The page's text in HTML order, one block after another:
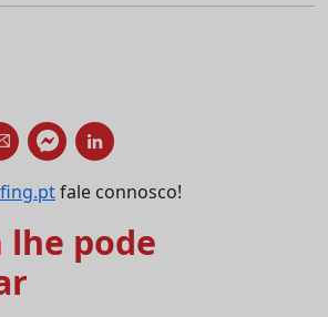
fale connosco!
lhe pode